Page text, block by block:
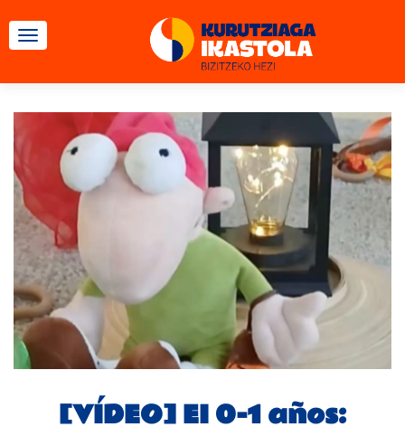
CAMBIAR NAVEGACIÓN
[VÍDEO] EI 0-1 años: